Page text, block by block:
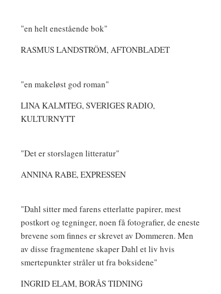
"en helt enestående bok"
RASMUS LANDSTRÖM, AFTONBLADET
"en makeløst god roman"
LINA KALMTEG, SVERIGES RADIO,
KULTURNYTT
"Det er storslagen litteratur"
ANNINA RABE, EXPRESSEN
"Dahl sitter med farens etterlatte papirer, mest
postkort og tegninger, noen få fotografier, de eneste
brevene som finnes er skrevet av Dommeren. Men
av disse fragmentene skaper Dahl et liv hvis
smertepunkter stråler ut fra boksidene"
INGRID ELAM, BORÅS TIDNING